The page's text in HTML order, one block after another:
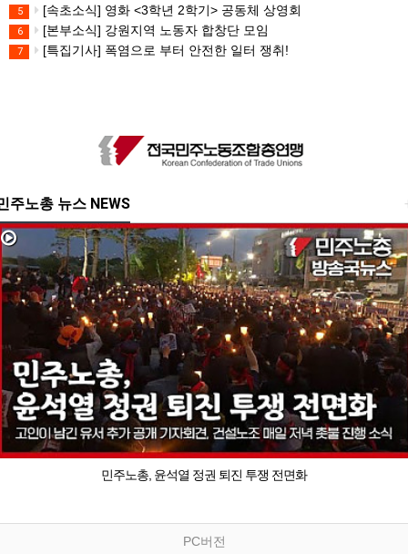
5 [속초소식] 영화 <3학년 2학기> 공동체 상영회
6 [본부소식] 강원지역 노동자 합창단 모임
7 [특집기사] 폭염으로 부터 안전한 일터 쟁취!
주노총 뉴스 NEWS
민주노총, 윤석열 정권 퇴진 투쟁 전면화
PC버전